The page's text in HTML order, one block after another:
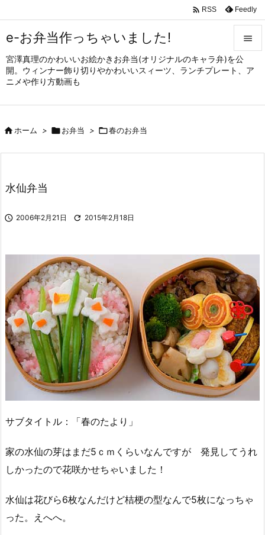
e-お弁当作っちゃいました!
宮澤真理のかわいいお絵かきお弁当(オリジナルのキャラ弁)を公
開。ウィンナー飾り切りやかわいいスィーツ、ランチプレート、ア
ニメや作り方動画も


メニュ
サイド

 RSS Feedly
ホーム > お弁当 > 春のお弁当
水仙弁当
 2006年2月21日  2015年2月18日
サブタイトル：「春のたより」
家の水仙の芽はまだ5ｃｍくらいなんですが 発見してうれ
しかったので花咲かせちゃいました！
水仙は花びら6枚なんだけど桔梗の型なんで5枚になっちゃ
った。えへへ。